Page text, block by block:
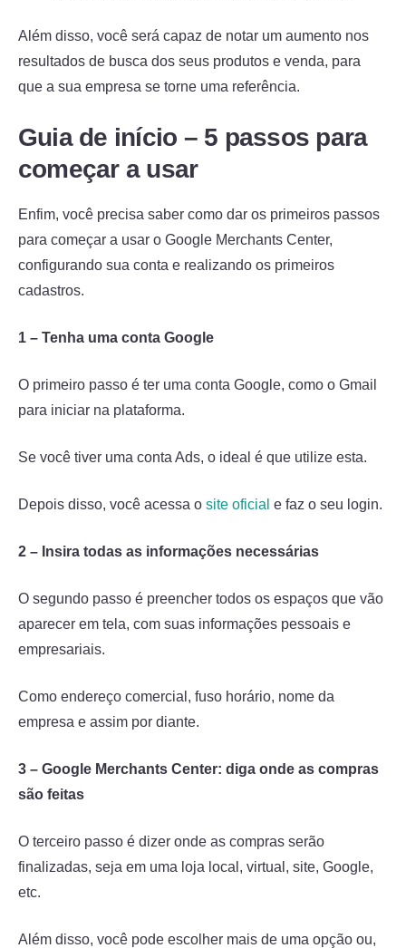
Além disso, você será capaz de notar um aumento nos
resultados de busca dos seus produtos e venda, para
que a sua empresa se torne uma referência.
Guia de início – 5 passos para
começar a usar
Enfim, você precisa saber como dar os primeiros passos
para começar a usar o Google Merchants Center,
configurando sua conta e realizando os primeiros
cadastros.
1 – Tenha uma conta Google
O primeiro passo é ter uma conta Google, como o Gmail
para iniciar na plataforma.
Se você tiver uma conta Ads, o ideal é que utilize esta.
Depois disso, você acessa o site oficial e faz o seu login.
2 – Insira todas as informações necessárias
O segundo passo é preencher todos os espaços que vão
aparecer em tela, com suas informações pessoais e
empresariais.
Como endereço comercial, fuso horário, nome da
empresa e assim por diante.
3 – Google Merchants Center: diga onde as compras
são feitas
O terceiro passo é dizer onde as compras serão
finalizadas, seja em uma loja local, virtual, site, Google,
etc.
Além disso, você pode escolher mais de uma opção ou,